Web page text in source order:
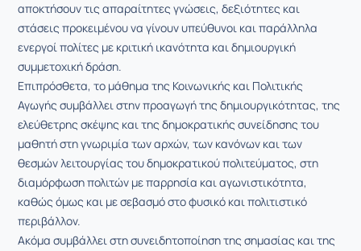
αποκτήσουν τις απαραίτητες γνώσεις, δεξιότητες και
στάσεις προκειμένου να γίνουν υπεύθυνοι και παράλληλα
ενεργοί πολίτες με κριτική ικανότητα και δημιουργική
συμμετοχική δράση.
Επιπρόσθετα, το μάθημα της Κοινωνικής και Πολιτικής
Αγωγής συμβάλλει στην προαγωγή της δημιουργικότητας, της
ελεύθετρης σκέψης και της δημοκρατικής συνείδησης του
μαθητή στη γνωριμία των αρχών, των κανόνων και των
θεσμών λειτουργίας του δημοκρατικού πολιτεύματος, στη
διαμόρφωση πολιτών με παρρησία και αγωνιστικότητα,
καθώς όμως και με σεβασμό στο φυσικό και πολιτιστικό
περιβάλλον.
Ακόμα συμβάλλει στη συνειδητοποίηση της σημασίας και της